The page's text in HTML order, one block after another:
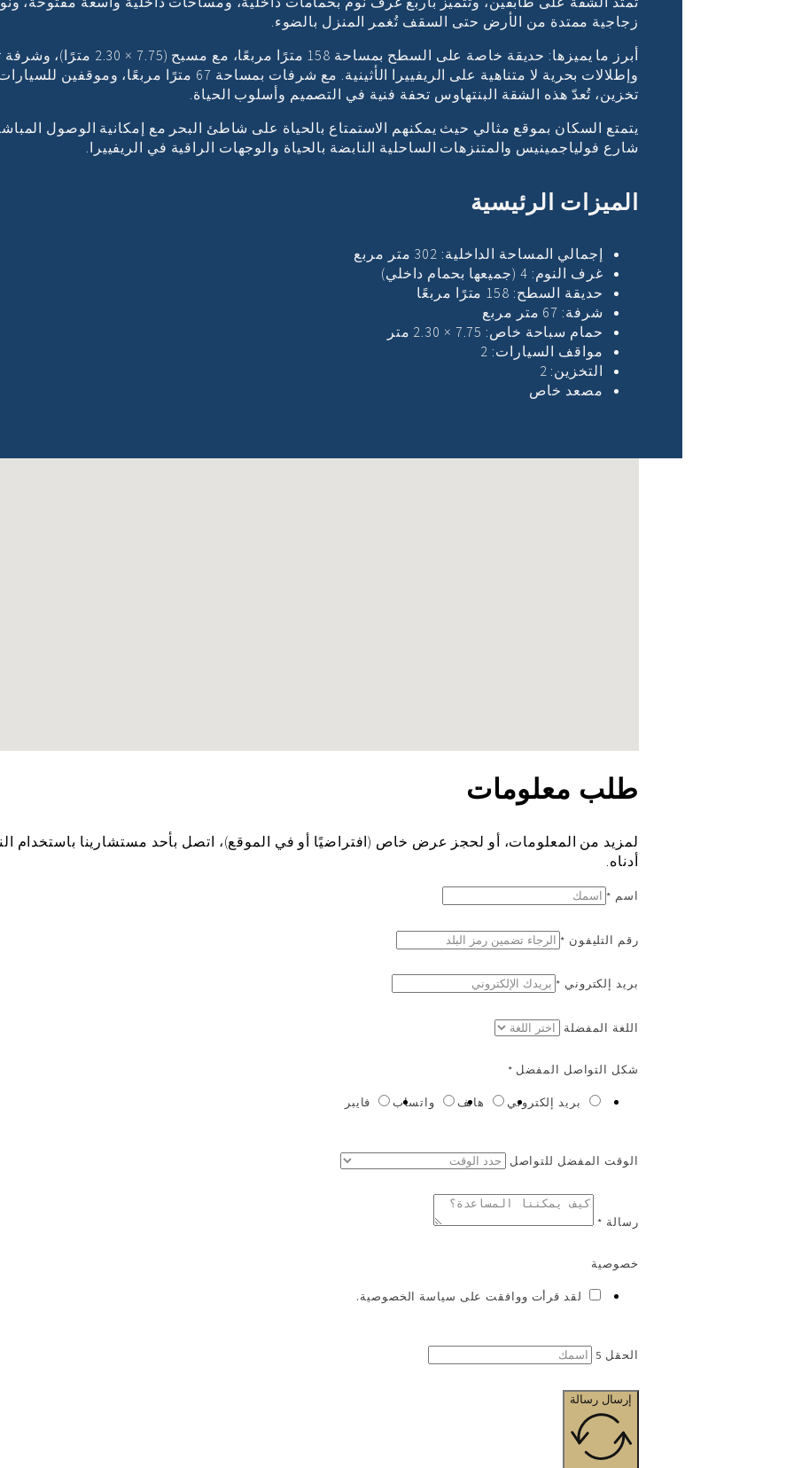
زجاجية ممتدة من الأرض حتى السقف تُغمر المنزل بالضوء.
أبرز ما يميزها: حديقة خاصة على السطح بمساحة 158 مترًا مربعًا،
وإطلالات بحرية لا متناهية على الريفييرا الأثينية. مع شرفات بمساحة 67 مترًا
تخزين، تُعدّ هذه الشقة البنتهاوس تحفة فنية في التصميم وأسلوب الحياة.
يتمتع السكان بموقع مثالي حيث يمكنهم الاستمتاع بالحياة على شاطئ البحر مع إمكانية الوصول
شارع فولياجمينيس والمتنزهات الساحلية النابضة بالحياة والوجهات الراقية في الريفييرا.
الميزات الرئيسية
إجمالي المساحة الداخلية: 302 متر مربع
غرف النوم: 4 (جميعها بحمام داخلي)
حديقة السطح: 158 مترًا مربعًا
شرفة: 67 متر مربع
حمام سباحة خاص: 7.75 × 2.30 متر
مواقف السيارات: 2
التخزين: 2
مصعد خاص
طلب معلومات
لمزيد من المعلومات، أو لحجز عرض خاص (افتراضيًا أو في الموقع)، اتصل بأحد مستشارينا باستخدام
أدناه.
اسم *
رقم التليفون *
بريد إلكتروني *
اللغة المفضلة
شكل التواصل المفضل *
بريد إلكتروني هاتف واتساب فايبر
الوقت المفضل للتواصل
رسالة *
خصوصية
لقد قرأت ووافقت على سياسة الخصوصية.
الحقل 5
إرسال رسالة